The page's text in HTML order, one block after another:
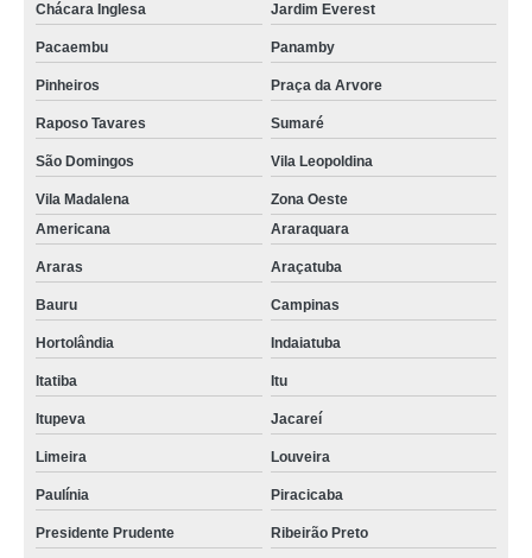
Chácara Inglesa Jardim Everest
Pacaembu Panamby
Pinheiros Praça da Arvore
Raposo Tavares Sumaré
São Domingos Vila Leopoldina
Vila Madalena
Zona Oeste
Americana
Araraquara
Araras Araçatuba
Bauru Campinas
Hortolândia Indaiatuba
Itatiba Itu
Itupeva Jacareí
Limeira Louveira
Paulínia Piracicaba
Presidente Prudente Ribeirão Preto